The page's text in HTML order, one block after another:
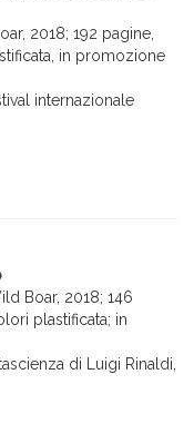
2018; 192 pagine,
in promozione
internazionale
Boar, 2018; 146
plastificata; in
di Luigi Rinaldi,